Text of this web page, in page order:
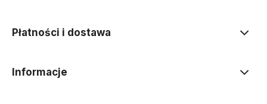
Płatności i dostawa
Informacje